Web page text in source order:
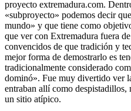
proyecto extremadura.com.
«subproyecto» podemos decir
mundo» y que tiene como
que ver con Extremadura fuera
convencidos de que tradición y
mejor forma de demostrarlo es
tradicionalmente considerado
dominó». Fue muy divertido ver
entraban allí como despistadillos,
un sitio atípico.